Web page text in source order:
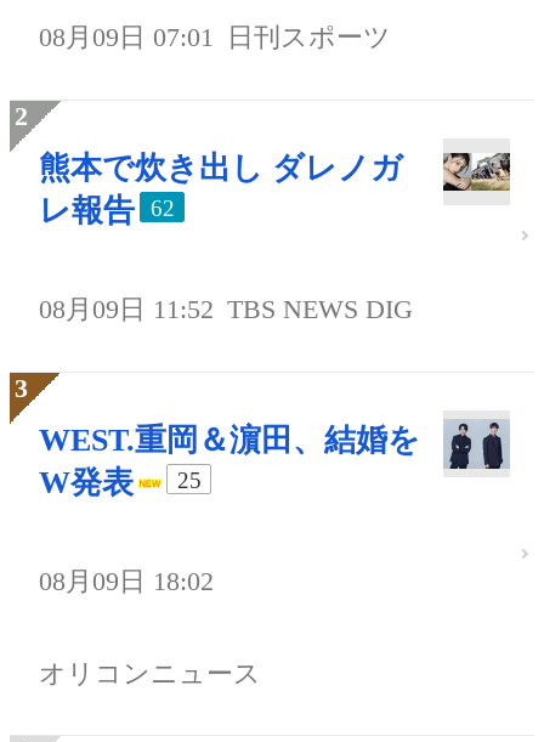
08月09日 07:01 日刊スポーツ
熊本で炊き出し ダレノガ
レ報告
62
08月09日 11:52 TBS NEWS DIG
WEST.重岡＆濵田、結婚を
W発表
25
08月09日 18:02
オリコンニュース